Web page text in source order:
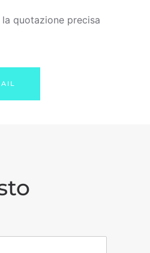
quotazione precisa